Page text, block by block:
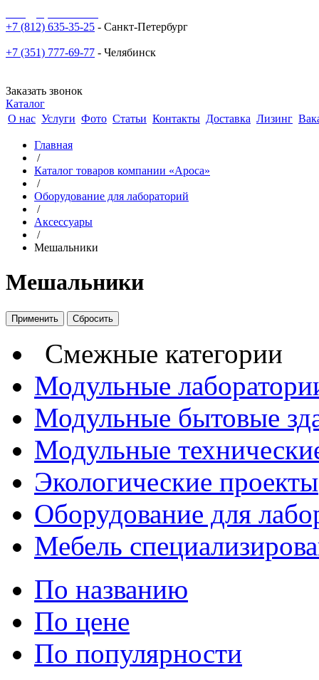
+7 (812) 635-35-25 - Санкт-Петербург
+7 (351) 777-69-77 - Челябинск
Заказать звонок
Каталог
О нас Услуги Фото Статьи Контакты Доставка Лизинг
Главная
/
Каталог товаров компании «Ароса»
/
Оборудование для лабораторий
/
Аксессуары
/
Мешальники
Мешальники
Смежные категории
Модульные
Модульные бытовые
Модульные
Экологические проекты
Оборудование для
Мебель
По названию
По цене
По популярности